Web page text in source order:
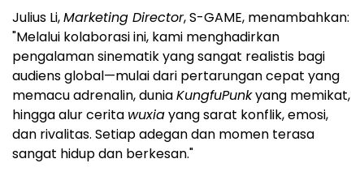
Julius Li,Marketing Director, S-GAME, menambahkan:
"Melalui kolaborasi ini, kami menghadirkan
pengalaman sinematik yang sangat realistis bagi
audiens global—mulai dari pertarungan cepat yang
memacu adrenalin, duniaKungfuPunkyang memikat,
hingga alur cerita wuxiayang sarat konflik, emosi,
dan rivalitas. Setiap adegan dan momen terasa
sangat hidup dan berkesan."